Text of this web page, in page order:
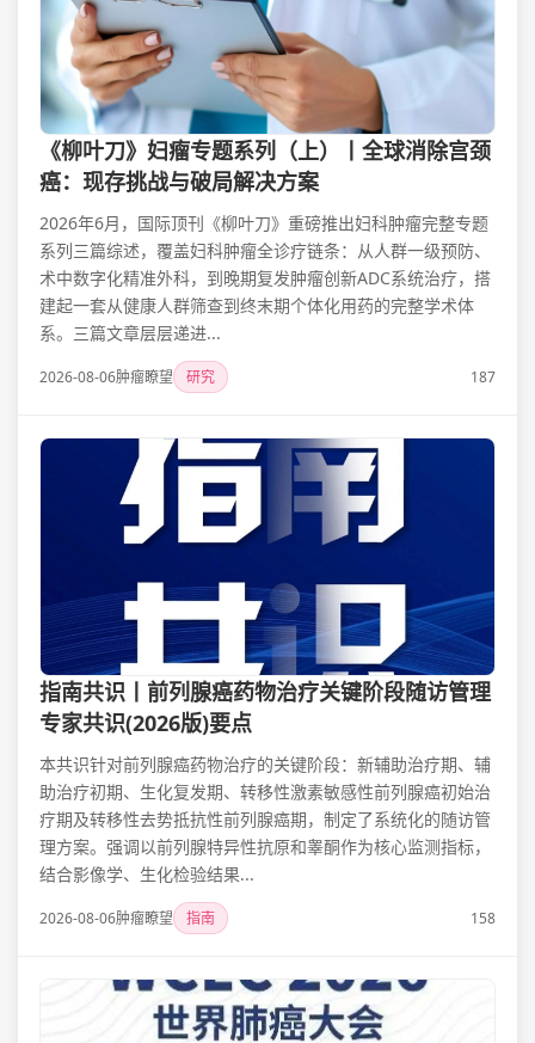
《柳叶刀》妇瘤专题系列（上）丨全球消除宫颈
癌：现存挑战与破局解决方案
2026年6月，国际顶刊《柳叶刀》重磅推出妇科肿瘤完整专题
系列三篇综述，覆盖妇科肿瘤全诊疗链条：从人群一级预防、
术中数字化精准外科，到晚期复发肿瘤创新ADC系统治疗，搭
建起一套从健康人群筛查到终末期个体化用药的完整学术体
系。三篇文章层层递进...
2026-08-06肿瘤瞭望 研究 187
指南共识丨前列腺癌药物治疗关键阶段随访管理
专家共识(2026版)要点
本共识针对前列腺癌药物治疗的关键阶段：新辅助治疗期、辅
助治疗初期、生化复发期、转移性激素敏感性前列腺癌初始治
疗期及转移性去势抵抗性前列腺癌期，制定了系统化的随访管
理方案。强调以前列腺特异性抗原和睾酮作为核心监测指标，
结合影像学、生化检验结果...
2026-08-06肿瘤瞭望 指南 158